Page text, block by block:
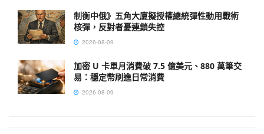
制衡中俄》五角大廈擬授權總統彈性動用戰術
核彈，反對者憂連鎖失控
2026-08-09
加密 U 卡單月消費破 7.5 億美元、880 萬筆交
易：穩定幣刷進日常消費
2026-08-09